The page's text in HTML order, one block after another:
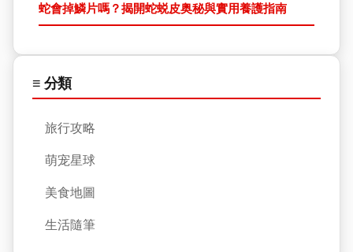
蛇會掉鱗片嗎？揭開蛇蜕皮奥秘與實用養護指南
≡ 分類
旅行攻略
萌宠星球
美食地圖
生活隨筆